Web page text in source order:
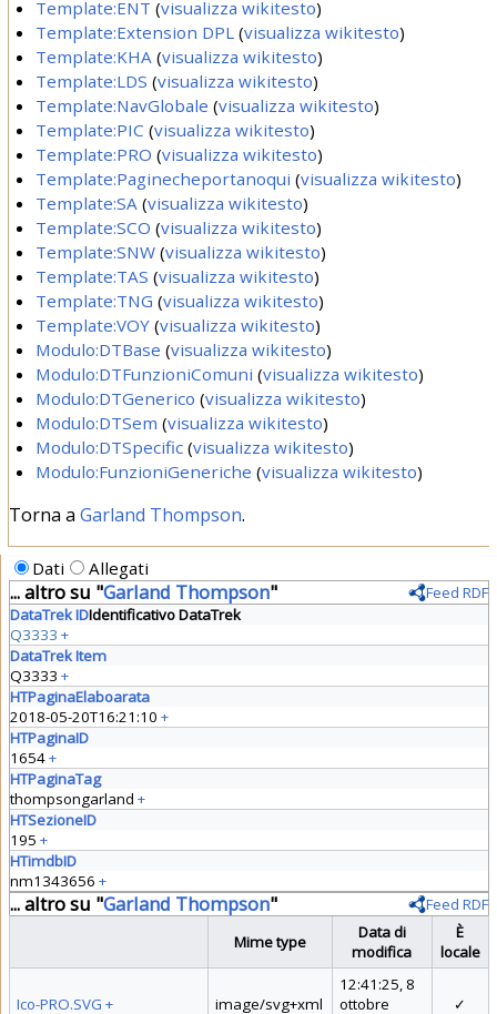
Template:ENT (visualizza wikitesto)
Template:Extension DPL (visualizza wikitesto)
Template:KHA (visualizza wikitesto)
Template:LDS (visualizza wikitesto)
Template:NavGlobale (visualizza wikitesto)
Template:PIC (visualizza wikitesto)
Template:PRO (visualizza wikitesto)
Template:Paginecheportanoqui (visualizza wikitesto)
Template:SA (visualizza wikitesto)
Template:SCO (visualizza wikitesto)
Template:SNW (visualizza wikitesto)
Template:TAS (visualizza wikitesto)
Template:TNG (visualizza wikitesto)
Template:VOY (visualizza wikitesto)
Modulo:DTBase (visualizza wikitesto)
Modulo:DTFunzioniComuni (visualizza wikitesto)
Modulo:DTGenerico (visualizza wikitesto)
Modulo:DTSem (visualizza wikitesto)
Modulo:DTSpecific (visualizza wikitesto)
Modulo:FunzioniGeneriche (visualizza wikitesto)
Torna a Garland Thompson.
Dati Allegati
... altro su "Garland Thompson"
Feed RDF
DataTrek IDIdentificativo DataTrek
Q3333 +
DataTrek Item
Q3333 +
HTPaginaElaboarata
2018-05-20T16:21:10 +
HTPaginaID
1654+
HTPaginaTag
thompsongarland +
HTSezioneID
195 +
HTimdbID
nm1343656 +
... altro su "Garland Thompson"
Feed RDF
Mime type
Data di
modifica
È
locale
Ico-PRO.SVG + image/svg+xml
12:41:25, 8
ottobre
✓